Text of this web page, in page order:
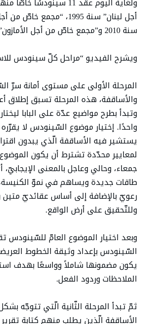
أجل لبنان” سنة 1995،
سنة 2010 و”مجمع خاصّ من أجل الأمازون” سنة 2019″.
ويشرح الفيديو “مراحل كلّ سينودس
المرحلة الأولى على مستوى أمانة سرّ
والأساقفة، هذه المرحلة تسبق
وتبدأ بطرح مواضيع عدّة على البابا
واحدًا. إختيار موضوع السّينودس لا يقرّره
يستشير فيه الأساقفة الّذي يبدون
لمعايير محدّدة تشترط أن يكون
جمعاء، وحالي وعاجل بالمعنى
طاقات جديدة ويساهم في نموّ
رعويّ بالإضافة إلى أساس عقائديّ متين
وللتّحقيق على أرض الواقع.
وبعد اختيار الموضوع العامّ للسّينودس
السّينودس بإعداد وثيقة الخطوط
يكون مضمونها شاملاً وواسعًا بهدف
الملاحظات وردود الفعل.
ثمّ تبدأ المرحلة الثّانية الّتي تتوجّه
الأساقفة الّذين يطلب منهم كتابة